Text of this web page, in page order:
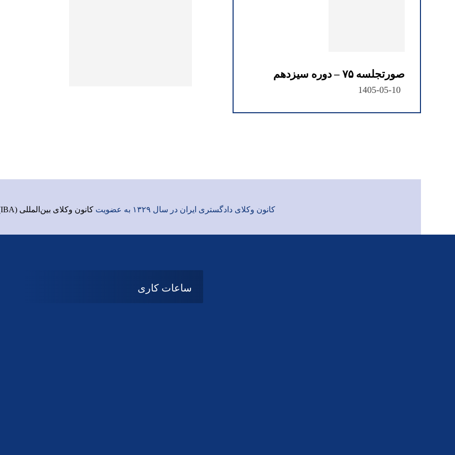
صورتجلسه ۷۵ – دوره سیزدهم
1405-05-10
کانون وکلای دادگستری ایران در سال ۱۳۲۹ به عضویت کانون وکلای بین‌المللی (IBA)
ساعات کاری